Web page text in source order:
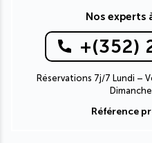
Nos experts
+(352)
Réservations 7j/7 Lundi –
Référence